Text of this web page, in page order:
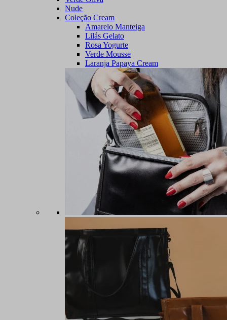
Nude
Coleção Cream
Amarelo Manteiga
Lilás Gelato
Rosa Yogurte
Verde Mousse
Laranja Papaya Cream